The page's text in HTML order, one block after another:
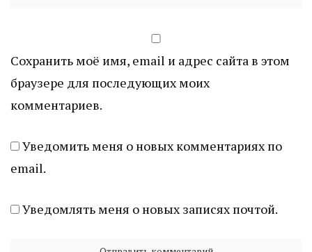
Сохранить моё имя, email и адрес сайта в этом
браузере для последующих моих
комментариев.
Уведомить меня о новых комментариях по
email.
Уведомлять меня о новых записях почтой.